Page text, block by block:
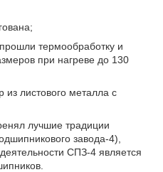
термообработку и
при нагреве до 130
листового металла с
лучшие традиции
завода-4),
СПЗ-4 является